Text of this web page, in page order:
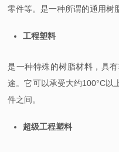
零件等。是一种所谓的通用树
工程塑料
是一种特殊的树脂材料，具
途。它可以承受大约100°C以
件之间。
超级工程塑料